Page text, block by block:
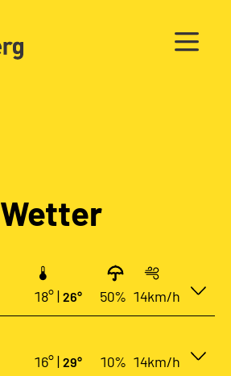
Wetter
18° | 26° 50% 14km/h
16° | 29° 10% 14km/h